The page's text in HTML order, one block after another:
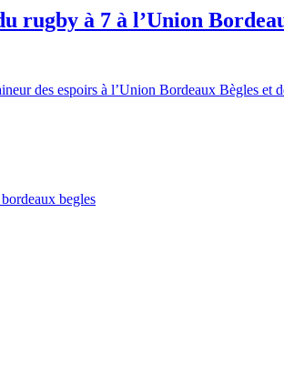
rugby à 7 à l’Union
des espoirs à l’Union Bordeaux Bègles et
begles